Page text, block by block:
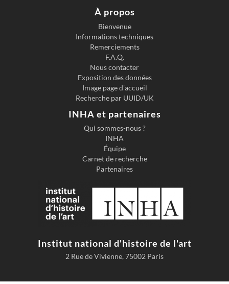
À propos
Bienvenue
Informations techniques
Remerciements
F.A.Q.
Nous contacter
Exposition des données
Image page d'accueil
Recherche par UUID/UK
INHA et partenaires
Qui sommes-nous ?
INHA
Équipe
Carnet de recherche
Partenaires
Institut national d'histoire de l'art
2 Rue de Vivienne, 75002 Paris